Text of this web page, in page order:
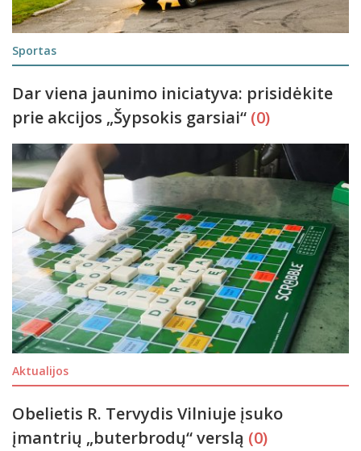
Sportas
Dar viena jaunimo iniciatyva: prisidėkite
prie akcijos „Šypsokis garsiai“ (0)
Aktualijos
Obelietis R. Tervydis Vilniuje įsuko
įmantrių „buterbrodų“ verslą (0)